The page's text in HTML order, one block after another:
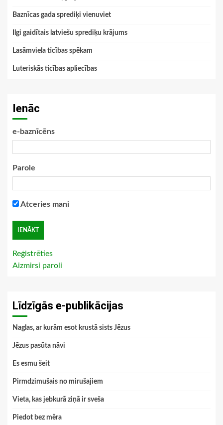
Baznīcas gada sprediķi vienuviet
Ilgi gaidītais latviešu sprediķu krājums
Lasāmviela ticības spēkam
Luteriskās ticības apliecības
Ienāc
e-baznīcēns
Parole
Atceries mani
Reģistrēties
Aizmirsi paroli
Līdzīgās e-publikācijas
Naglas, ar kurām esot krustā sists Jēzus
Jēzus pasūta nāvi
Es esmu šeit
Pirmdzimušais no mirušajiem
Vieta, kas jebkurā ziņā ir sveša
Piedot bez mēra